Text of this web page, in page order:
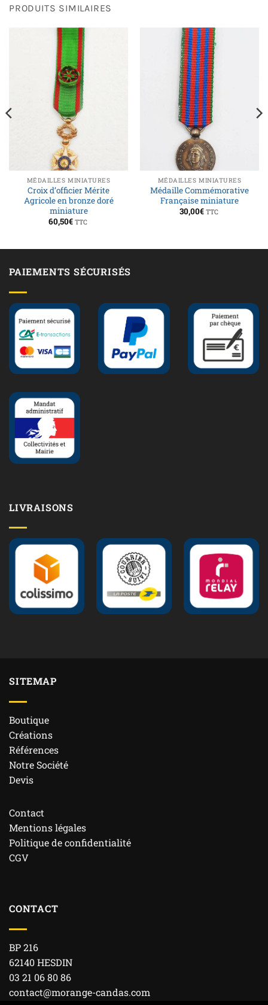
PRODUITS SIMILAIRES
MÉDAILLES MINIATURES
Croix d’officier Mérite
Agricole en bronze doré
miniature
60,50€ TTC
MÉDAILLES MINIATURES
Médaille Commémorative
Française miniature
30,00€ TTC
PAIEMENTS SÉCURISÉS
LIVRAISONS
SITEMAP
Boutique
Créations
Références
Notre Société
Devis
Contact
Mentions légales
Politique de confidentialité
CGV
CONTACT
BP 216
62140 HESDIN
03 21 06 80 86
contact@morange-candas.com